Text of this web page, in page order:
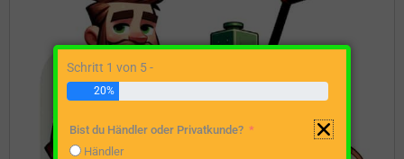
Schritt 1 von 5 -
20%
Bist du Händler oder Privatkunde?
Händler